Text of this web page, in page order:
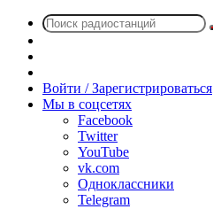
радио
Войти / Зарегистрироваться
Мы в соцсетях
Facebook
Twitter
YouTube
vk.com
Одноклассники
Telegram